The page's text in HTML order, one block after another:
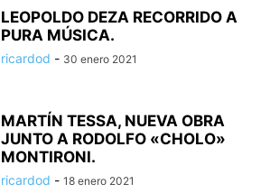
LEOPOLDO DEZA RECORRIDO A
PURA MÚSICA.
ricardod - 30 enero 2021
MARTÍN TESSA, NUEVA OBRA
JUNTO A RODOLFO «CHOLO»
MONTIRONI.
ricardod - 18 enero 2021